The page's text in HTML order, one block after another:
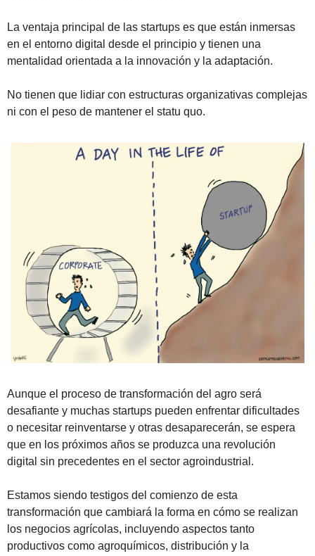
La ventaja principal de las startups es que están inmersas
en el entorno digital desde el principio y tienen una
mentalidad orientada a la innovación y la adaptación.
No tienen que lidiar con estructuras organizativas complejas
ni con el peso de mantener el statu quo.
Aunque el proceso de transformación del agro será
desafiante y muchas startups pueden enfrentar dificultades
o necesitar reinventarse y otras desaparecerán, se espera
que en los próximos años se produzca una revolución
digital sin precedentes en el sector agroindustrial.
Estamos siendo testigos del comienzo de esta
transformación que cambiará la forma en cómo se realizan
los negocios agrícolas, incluyendo aspectos tanto
productivos como agroquímicos, distribución y la